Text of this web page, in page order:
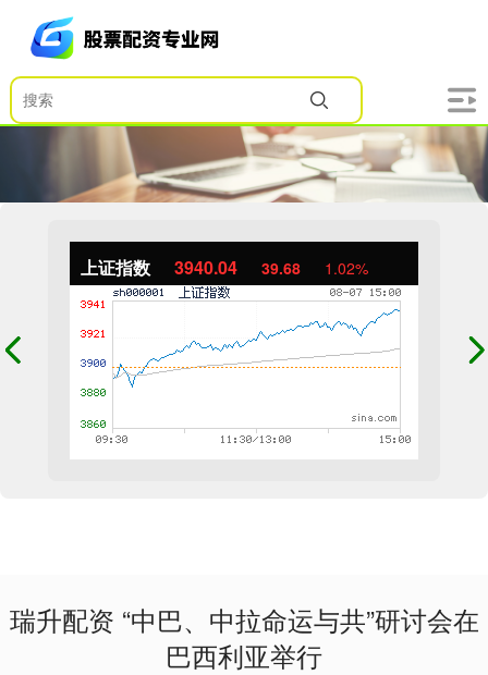
上证指数 3940.04 39.68 1.02%
瑞升配资 “中巴、中拉命运与共”研讨会在
巴西利亚举行